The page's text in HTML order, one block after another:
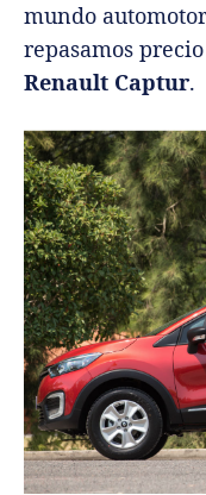
mundo
repasamos
Renault Captur.